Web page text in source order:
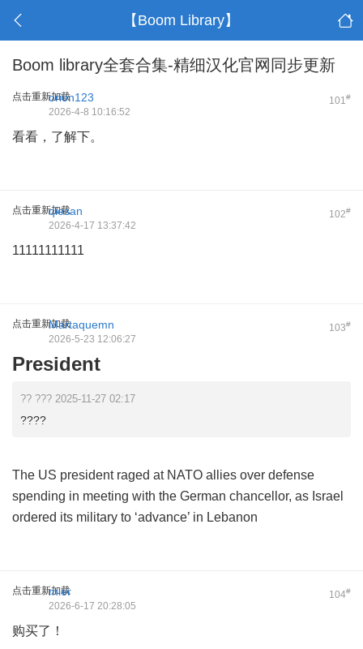
【Boom Library】
Boom library全套合集-精细汉化官网同步更新
点击重新加载 101#
orion123
2026-4-8 10:16:52
看看，了解下。
点击重新加载 102#
qiesan
2026-4-17 13:37:42
11111111111
点击重新加载 103#
Martaquemn
2026-5-23 12:06:27
President
?? ??? 2025-11-27 02:17
????
The US president raged at NATO allies over defense
spending in meeting with the German chancellor, as Israel
ordered its military to ‘advance’ in Lebanon
点击重新加载 104#
mier
2026-6-17 20:28:05
购买了！